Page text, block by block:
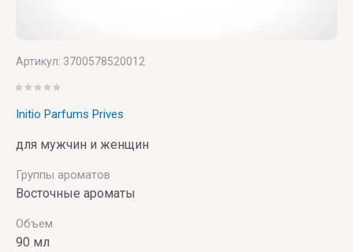
Артикул: 3700578520012
Initio Parfums Prives
для мужчин и женщин
Группы ароматов
Восточные ароматы
Объем
90 мл